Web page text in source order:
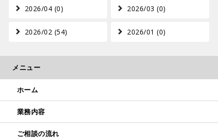
2026/04 (0) 2026/03 (0)
2026/02 (54) 2026/01 (0)
ホーム
業務内容
ご相談の流れ